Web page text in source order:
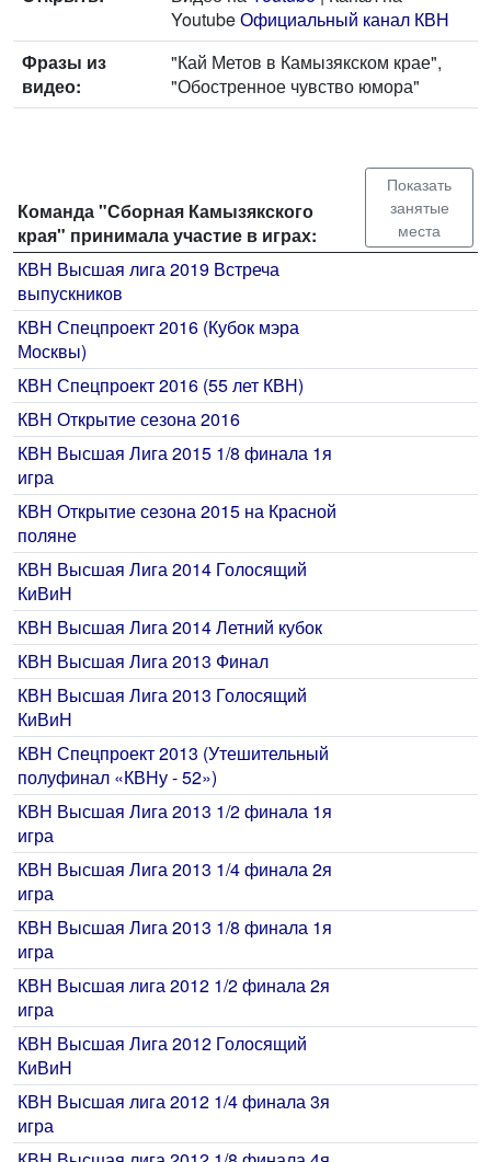
YoutubeОфициальный канал КВН
Фразы из
видео:
"Кай Метов в Камызякском крае",
"Обостренное чувство юмора"
Команда "Сборная Камызякского
края" принимала участие в играх:
Показать
занятые
места
КВН Высшая лига 2019 Встреча
выпускников
КВН Спецпроект 2016 (Кубок мэра
Москвы)
КВН Спецпроект 2016 (55 лет КВН)
КВН Открытие сезона 2016
КВН Высшая Лига 2015 1/8 финала 1я
игра
КВН Открытие сезона 2015 на Красной
поляне
КВН Высшая Лига 2014 Голосящий
КиВиН
КВН Высшая Лига 2014 Летний кубок
КВН Высшая Лига 2013 Финал
КВН Высшая Лига 2013 Голосящий
КиВиН
КВН Спецпроект 2013 (Утешительный
полуфинал «КВНу - 52»)
КВН Высшая Лига 2013 1/2 финала 1я
игра
КВН Высшая Лига 2013 1/4 финала 2я
игра
КВН Высшая Лига 2013 1/8 финала 1я
игра
КВН Высшая лига 2012 1/2 финала 2я
игра
КВН Высшая Лига 2012 Голосящий
КиВиН
КВН Высшая лига 2012 1/4 финала 3я
игра